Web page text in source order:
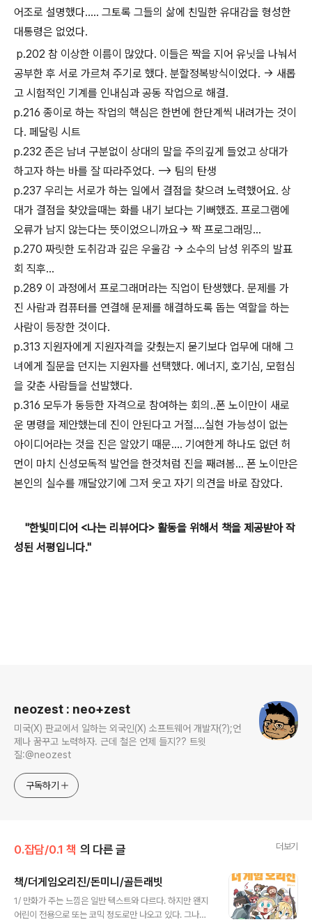
어조로 설명했다..... 그토록 그들의 삶에 친밀한 유대감을 형성한
대통령은 없었다.
p.202 참 이상한 이름이 많았다. 이들은 짝을 지어 유닛을 나눠서
공부한 후 서로 가르쳐 주기로 했다. 분할정복방식이었다. -> 새롭
고 시험적인 기계를 인내심과 공동 작업으로 해결.
p.216 종이로 하는 작업의 핵심은 한번에 한단계씩 내려가는 것이
다. 페달링 시트
p.232 존은 남녀 구분없이 상대의 말을 주의깊게 들었고 상대가
하고자 하는 바를 잘 따라주었다. --> 팀의 탄생
p.237 우리는 서로가 하는 일에서 결점을 찾으려 노력했어요. 상
대가 결점을 찾았을때는 화를 내기 보다는 기뻐했죠. 프로그램에
오류가 남지 않는다는 뜻이었으니까요-> 짝 프로그래밍...
p.270 짜릿한 도취감과 깊은 우울감 -> 소수의 남성 위주의 발표
회 직후...
p.289 이 과정에서 프로그래머라는 직업이 탄생했다. 문제를 가
진 사람과 컴퓨터를 연결해 문제를 해결하도록 돕는 역할을 하는
사람이 등장한 것이다.
p.313 지원자에게 지원자격을 갖췄는지 묻기보다 업무에 대해 그
녀에게 질문을 던지는 지원자를 선택했다. 에너지, 호기심, 모험심
을 갖춘 사람들을 선발했다.
p.316 모두가 동등한 자격으로 참여하는 회의..폰 노이만이 새로
운 명령을 제안했는데 진이 안된다고 거절....실현 가능성이 없는
아이디어라는 것을 진은 알았기 때문.... 기여한게 하나도 없던 허
먼이 마치 신성모독적 발언을 한것처럼 진을 째려봄... 폰 노이만은
본인의 실수를 깨달았기에 그저 웃고 자기 의견을 바로 잡았다.
"한빛미디어 <나는 리뷰어다> 활동을 위해서 책을 제공받아 작
성된 서평입니다."
neozest : neo+zest
미국(X) 판교에서 일하는 외국인(X) 소프트웨어 개발자(?);언
제나 꿈꾸고 노력하자. 근데 철은 언제 들지?? 트윗
질:@neozest
구독하기
0.잡담/0.1 책 의 다른 글 더보기
책/더게임오리진/돈미니/골든래빗
1/ 만화가 주는 느낌은 일반 텍스트와 다르다. 하지만 왠지
어린이 전용으로 또는 코믹 정도로만 나오고 있다. 그나마